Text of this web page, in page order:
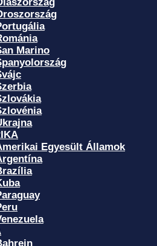
Marino
Egyesült Államok